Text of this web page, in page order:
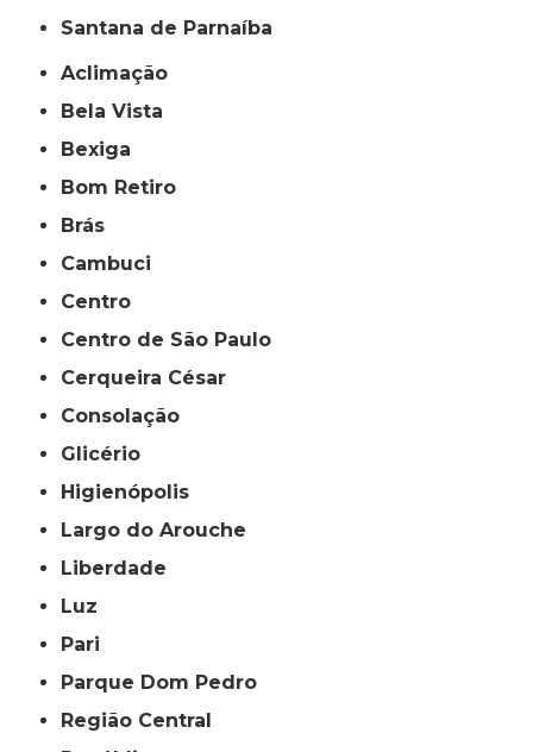
Santana de Parnaíba
Aclimação
Bela Vista
Bexiga
Bom Retiro
Brás
Cambuci
Centro
Centro de São Paulo
Cerqueira César
Consolação
Glicério
Higienópolis
Largo do Arouche
Liberdade
Luz
Pari
Parque Dom Pedro
Região Central